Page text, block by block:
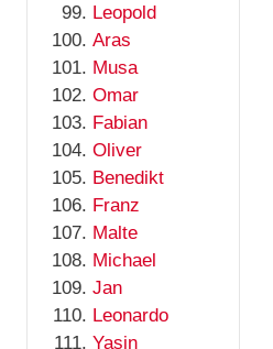
Leopold
Aras
Musa
Omar
Fabian
Oliver
Benedikt
Franz
Malte
Michael
Jan
Leonardo
Yasin